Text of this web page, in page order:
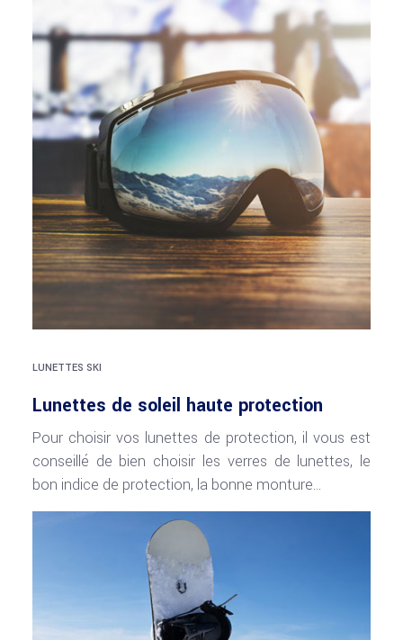
LUNETTES SKI
Lunettes de soleil haute protection
Pour choisir vos lunettes de protection, il vous est
conseillé de bien choisir les verres de lunettes, le
bon indice de protection, la bonne monture…